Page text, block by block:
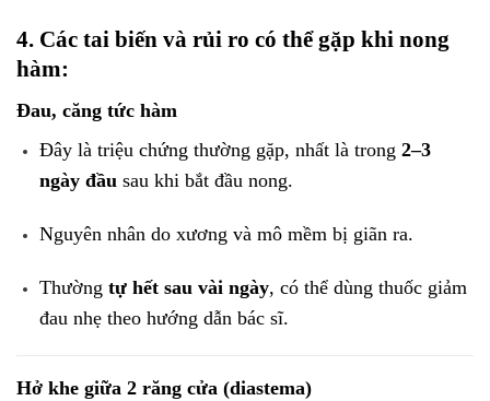
4. Các tai biến và rủi ro có thể gặp khi nong
hàm:
Đau, căng tức hàm
Đây là triệu chứng thường gặp, nhất là trong 2–3
ngày đầusau khi bắt đầu nong.
Nguyên nhân do xương và mô mềm bị giãn ra.
Thường tự hết sau vài ngày, có thể dùng thuốc giảm
đau nhẹ theo hướng dẫn bác sĩ.
Hở khe giữa 2 răng cửa (diastema)